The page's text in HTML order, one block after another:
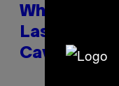
Why NASA
Laser-
Caves